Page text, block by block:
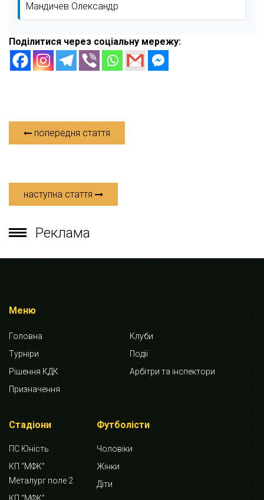
Мандичев Олександр
Поділитися через соціальну мережу:
попередня стаття
наступна стаття
Реклама
Меню
Головна
Клуби
Турніри
Події
Рішення КДК
Арбітри та інспектори
Призначення
Стадіони
ПС Юність
КП “МФК”
Металург поле 2
Футболісти
Чоловіки
Жінки
Діти